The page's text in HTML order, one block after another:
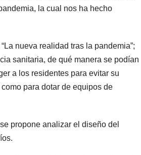
la cual nos ha hecho
nueva realidad tras la pandemia”;
sanitaria, de qué manera se podían
a los residentes para evitar su
para dotar de equipos de
propone analizar el diseño del